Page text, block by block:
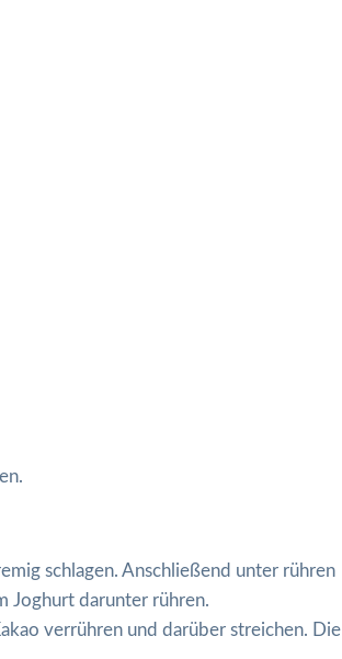
schlagen. Anschließend unter rühren
Joghurt darunter rühren.
verrühren und darüber streichen. Die